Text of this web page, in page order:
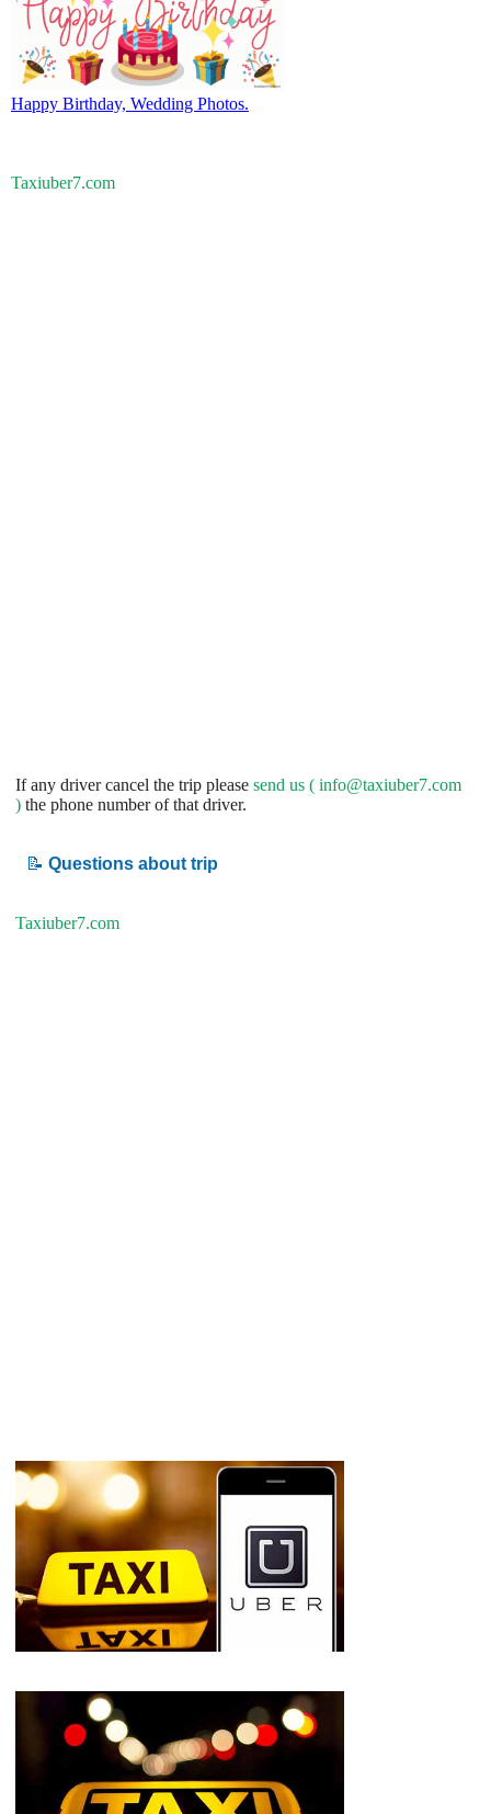
Happy Birthday, Wedding Photos.
Taxiuber7.com
If any driver cancel the trip please send us ( info@taxiuber7.com
) the phone number of that driver.
📝 Questions about trip
Taxiuber7.com